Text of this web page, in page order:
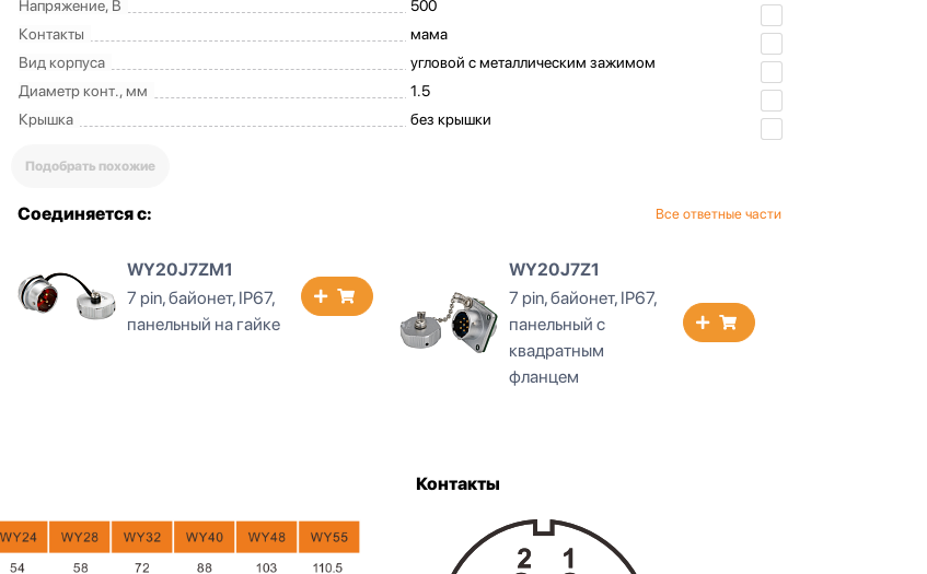
Напряжение, В
500
Контакты
мама
Вид корпуса
угловой с металлическим зажимом
Диаметр конт., мм
1.5
Крышка
без крышки
Подобрать похожие
Соединяется с: Все ответные части
WY20J7Z1
7 pin, байонет, IP67,
панельный с
WY20J7ZI1
7 pin, байонет, IP65,
межкабельный с
механическим
зажимом
Контакты